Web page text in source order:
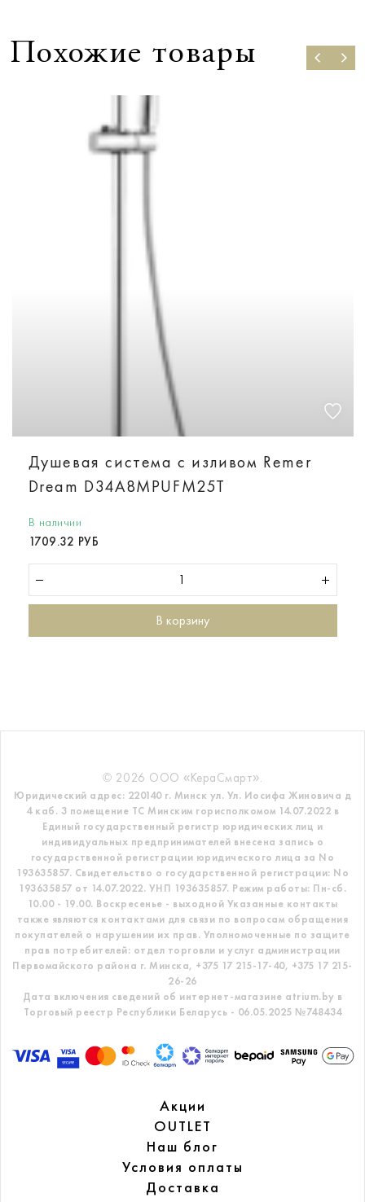
Похожие товары
Душевая система с изливом Remer
Dream D34A8MPUFM25T
В наличии
1709.32 РУБ
В корзину
© 2026 ООО «КераСмарт».
Юридический адрес: 220140 г. Минск ул. Ул. Иосифа Жиновича д
4 каб. 3 помещение ТС Минским горисполкомом 14.07.2022 в
Единый государственный регистр юридических лиц и
индивидуальных предпринимателей внесена запись о
государственной регистрации юридического лица за No
193635857. Свидетельство о государственной регистрации: No
193635857 от 14.07.2022. УНП 193635857. Режим работы: Пн-сб.
10.00 - 19.00. Воскресенье - выходной Указанные контакты
также являются контактами для связи по вопросам обращения
покупателей о нарушении их прав. Уполномоченные по защите
прав потребителей: отдел торговли и услуг администрации
Первомайского района г. Минска, +375 17 215-17-40, +375 17 215-
26-26
Дата включения сведений об интернет-магазине atrium.by в
Торговый реестр Республики Беларусь - 06.05.2025 №748434
Акции
OUTLET
Наш блог
Условия оплаты
Доставка